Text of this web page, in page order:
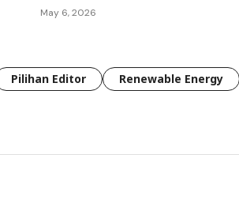
May 6, 2026
Pilihan Editor Renewable Energy